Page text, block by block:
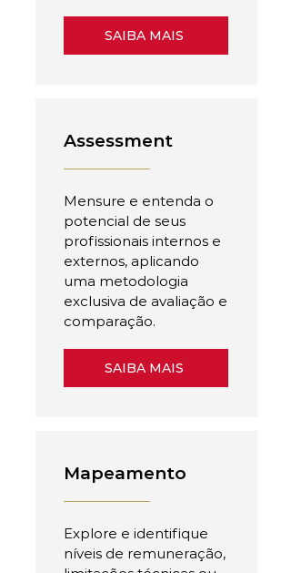
SAIBA MAIS
Assessment
Mensure e entenda o
potencial de seus
profissionais internos e
externos, aplicando
uma metodologia
exclusiva de avaliação e
comparação.
SAIBA MAIS
Mapeamento
Explore e identifique
níveis de remuneração,